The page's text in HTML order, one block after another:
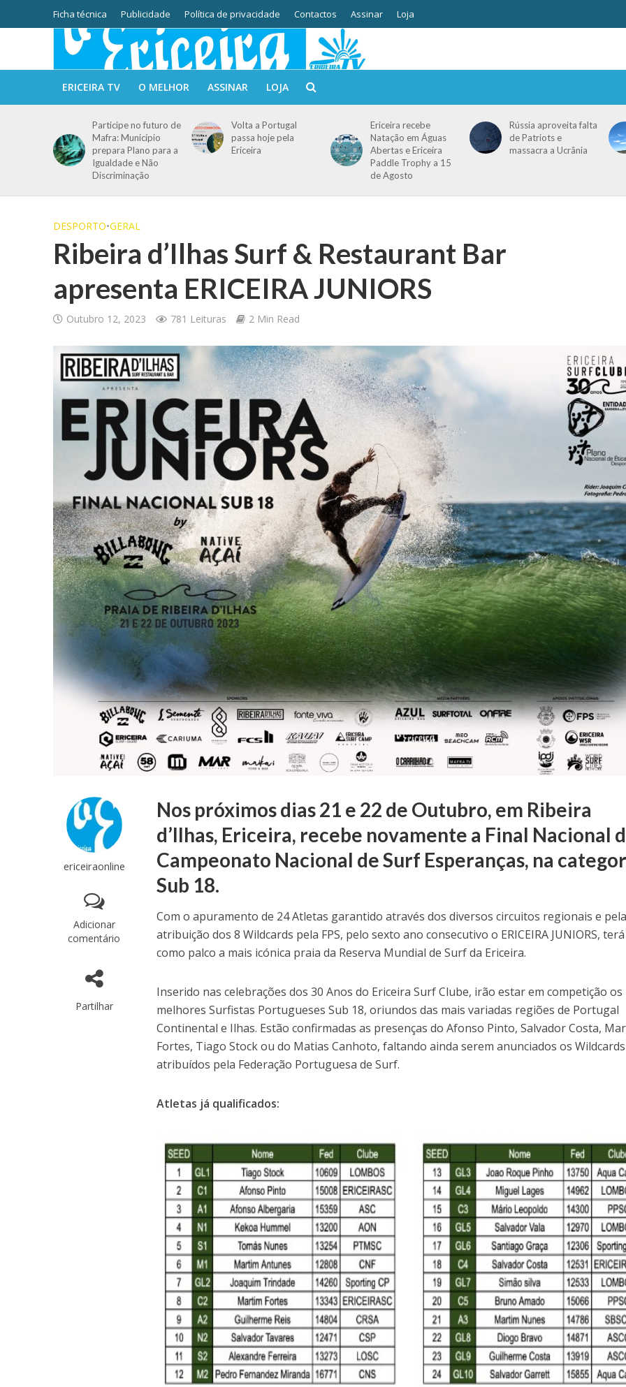
Ficha técnica Publicidade Política de privacidade Contactos Assinar Loja
ERICEIRA TV O MELHOR ASSINAR LOJA
Participe no futuro de
Mafra: Município
prepara Plano para a
Igualdade e Não
Discriminação
Volta a Portugal
passa hoje pela
Ericeira
Ericeira recebe
Natação em Águas
Abertas e Ericeira
Paddle Trophy a 15
de Agosto
Rússia aproveita falta
de Patriots e
massacra a Ucrânia
DESPORTO•GERAL
Ribeira d’Ilhas Surf & Restaurant Bar
apresenta ERICEIRA JUNIORS
Outubro 12, 2023 781 Leituras 2 Min Read
ericeiraonline
Adicionar
comentário
Partilhar
Nos próximos dias 21 e 22 de Outubro, em Ribeira
d’Ilhas, Ericeira, recebe novamente a Final Nacional
Campeonato Nacional de Surf Esperanças, na
Sub 18.
Com o apuramento de 24 Atletas garantido através dos diversos circuitos regionais e
atribuição dos 8 Wildcards pela FPS, pelo sexto ano consecutivo o ERICEIRA JUNIORS, terá
como palco a mais icónica praia da Reserva Mundial de Surf da Ericeira.
Inserido nas celebrações dos 30 Anos do Ericeira Surf Clube, irão estar em competição os
melhores Surfistas Portugueses Sub 18, oriundos das mais variadas regiões de Portugal
Continental e Ilhas. Estão confirmadas as presenças do Afonso Pinto, Salvador Costa,
Fortes, Tiago Stock ou do Matias Canhoto, faltando ainda serem anunciados os Wildcards
atribuídos pela Federação Portuguesa de Surf.
Atletas já qualificados: